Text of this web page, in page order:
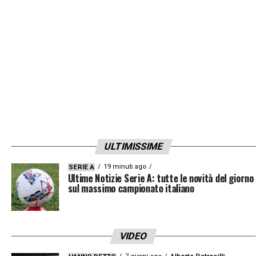
LA PLAYLIST DELLE NOSTRE TOP NEWS
ULTIMISSIME
SERIE A 19 minuti ago
Ultime Notizie Serie A: tutte le novità del giorno
sul massimo campionato italiano
VIDEO